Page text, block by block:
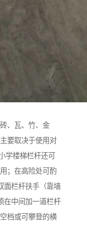
、瓦、竹、金
要取决于使用对
学楼梯栏杆还可
；在高险处可酌
面栏杆扶手（靠墙
在中间加一道栏杆
档或可攀登的横